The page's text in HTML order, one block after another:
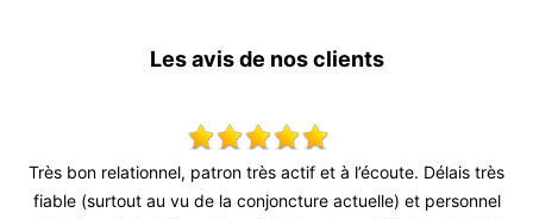
Les avis de nos clients
Super travail ! Équipe très agréable je recommande vivement !